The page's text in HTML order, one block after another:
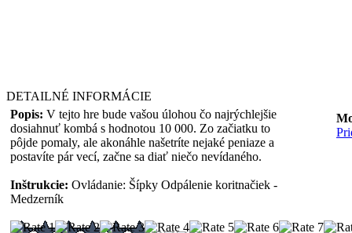
DETAILNÉ INFORMÁCIE
Popis: V tejto hre bude vašou úlohou čo najrýchlejšie
dosiahnuť kombá s hodnotou 10 000. Zo začiatku to
pôjde pomaly, ale akonáhle našetríte nejaké peniaze a
postavíte pár vecí, začne sa diať niečo nevídaného.
Inštrukcie: Ovládanie: Šípky Odpálenie koritnačiek -
Medzerník